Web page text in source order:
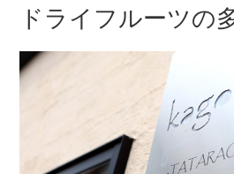
ドライフルーツの